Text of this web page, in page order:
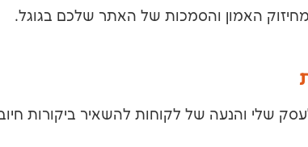
מחיזוק האמון והסמכות של האתר שלכם בגוגל.
שלי והנעה של לקוחות להשאיר ביקורות